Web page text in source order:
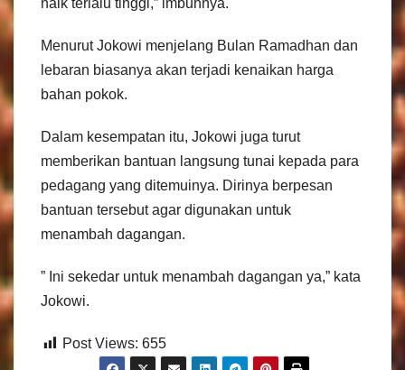
naik terlalu tinggi,” imbuhnya.
Menurut Jokowi menjelang Bulan Ramadhan dan
lebaran biasanya akan terjadi kenaikan harga
bahan pokok.
Dalam kesempatan itu, Jokowi juga turut
memberikan bantuan langsung tunai kepada para
pedagang yang ditemuinya. Dirinya berpesan
bantuan tersebut agar digunakan untuk
menambah dagangan.
” Ini sekedar untuk menambah dagangan ya,” kata
Jokowi.
Post Views: 655